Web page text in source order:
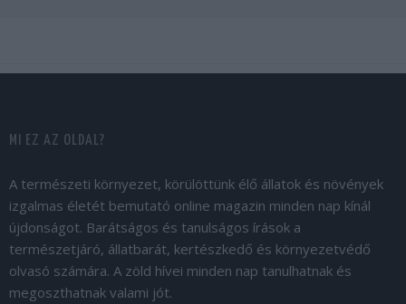
MI EZ AZ OLDAL?
A természeti környezet, körülöttünk élő állatok és növények
izgalmas életét bemutató online magazin minden nap kínál
újdonságot. Barátságos és tanulságos írások a
természetjáró, állatbarát, kertészkedő és környezetvédő
olvasó számára. A zöld hívei minden nap tanulhatnak és
megoszthatnak valami jót.